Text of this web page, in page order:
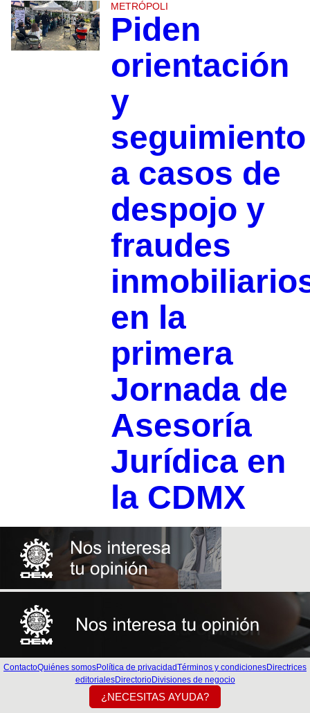
METRÓPOLI
Piden
orientación
y
seguimiento
a casos de
despojo y
fraudes
en la
primera
Jornada de
Asesoría
Jurídica en
la CDMX
ContactoQuiénes somosPolítica de privacidadTérminos y condicionesDirectrices
editorialesDirectorioDivisiones de negocio
¿NECESITAS AYUDA?